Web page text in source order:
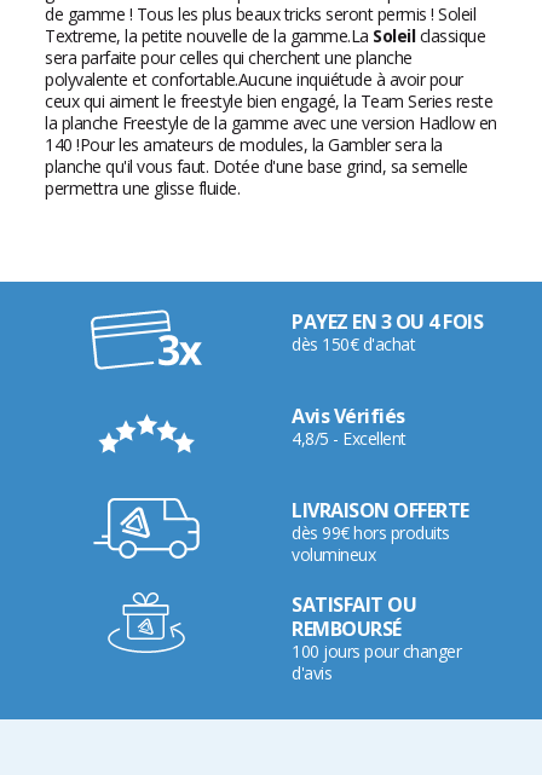
de gamme ! Tous les plus beaux tricks seront permis ! Soleil
Textreme, la petite nouvelle de la gamme.La Soleilclassique
sera parfaite pour celles qui cherchent une planche
polyvalente et confortable.Aucune inquiétude à avoir pour
ceux qui aiment le freestyle bien engagé, la Team Series reste
la planche Freestyle de la gamme avec une version Hadlow en
140 !Pour les amateurs de modules, la Gambler sera la
planche qu'il vous faut. Dotée d'une base grind, sa semelle
permettra une glisse fluide.
PAYEZ EN 3 OU 4 FOIS
dès 150€ d'achat
Avis Vérifiés
4,8/5 - Excellent
LIVRAISON OFFERTE
dès 99€ hors produits
volumineux
SATISFAIT OU
REMBOURSÉ
100 jours pour changer
d'avis